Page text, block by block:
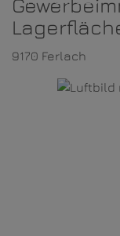
9170 Ferlach